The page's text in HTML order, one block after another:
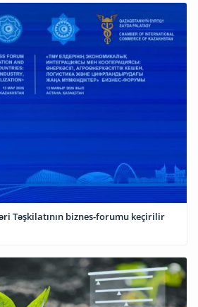
Təşkilatının biznes-forumu keçirilir